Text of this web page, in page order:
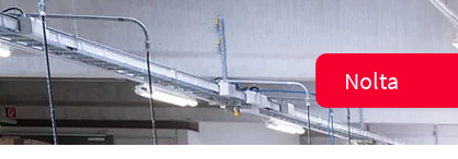
Nolta